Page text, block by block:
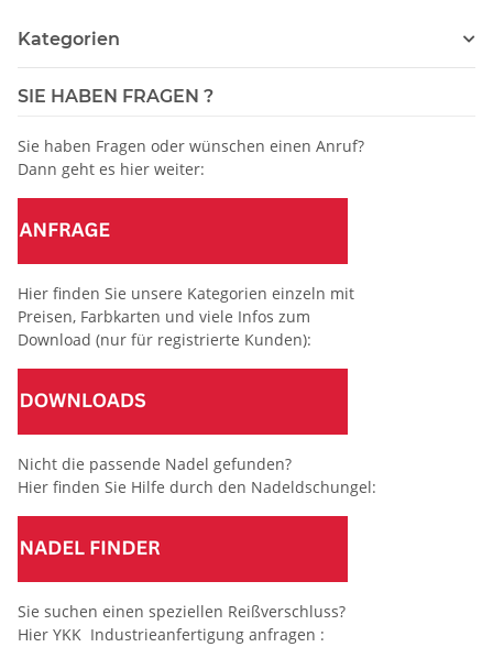
Kategorien
SIE HABEN FRAGEN ?
Sie haben Fragen oder wünschen einen Anruf?
Dann geht es hier weiter:
Hier finden Sie unsere Kategorien einzeln mit
Preisen, Farbkarten und viele Infos zum
Download (nur für registrierte Kunden):
Nicht die passende Nadel gefunden?
Hier finden Sie Hilfe durch den Nadeldschungel:
Sie suchen einen speziellen Reißverschluss?
Hier YKK Industrieanfertigung anfragen :